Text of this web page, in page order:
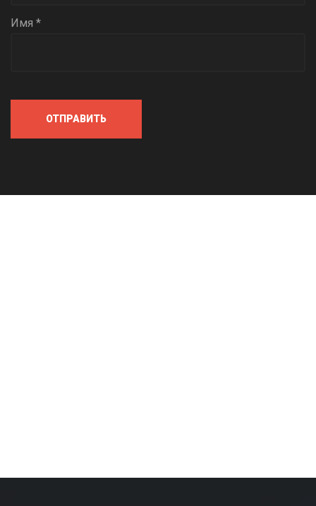
Имя *
ОТПРАВИТЬ